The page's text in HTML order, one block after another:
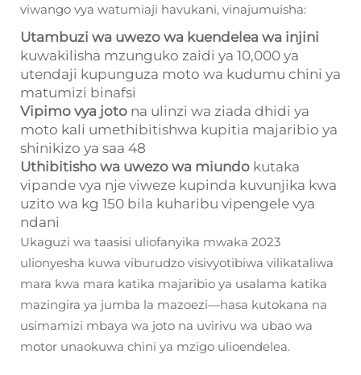
viwango vya watumiaji havukani, vinajumuisha:
Utambuzi wa uwezo wa kuendelea wa injini
kuwakilisha mzunguko zaidi ya 10,000 ya
utendaji kupunguza moto wa kudumu chini ya
matumizi binafsi
Vipimo vya joto na ulinzi wa ziada dhidi ya
moto kali umethibitishwa kupitia majaribio ya
shinikizo ya saa 48
Uthibitisho wa uwezo wa miundo kutaka
vipande vya nje viweze kupinda kuvunjika kwa
uzito wa kg 150 bila kuharibu vipengele vya
ndani
Ukaguzi wa taasisi uliofanyika mwaka 2023
ulionyesha kuwa viburudzo visivyotibiwa vilikataliwa
mara kwa mara katika majaribio ya usalama katika
mazingira ya jumba la mazoezi—hasa kutokana na
usimamizi mbaya wa joto na uvirivu wa ubao wa
motor unaokuwa chini ya mzigo ulioendelea.